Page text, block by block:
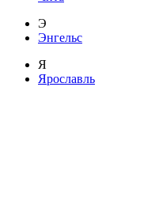
Э
Энгельс
Я
Ярославль